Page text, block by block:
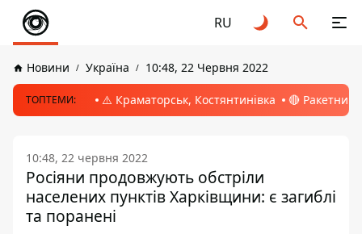
RU
Новини Україна 10:48, 22 Червня 2022
ТОПТЕМИ: ⚠️ Краматорськ, Костянтинівка 🔴 Ракетний
10:48, 22 червня 2022
Росіяни продовжують обстріли
населених пунктів Харківщини: є загиблі
та поранені